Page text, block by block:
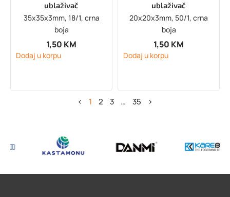
ublaživač
35x35x3mm, 18/1, crna
boja
1,50 KM
Dodaj u korpu
ublaživač
20x20x3mm, 50/1, crna
boja
1,50 KM
Dodaj u korpu
< 1 2 3 … 35 >